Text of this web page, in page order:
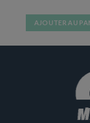
AJOUTER AU